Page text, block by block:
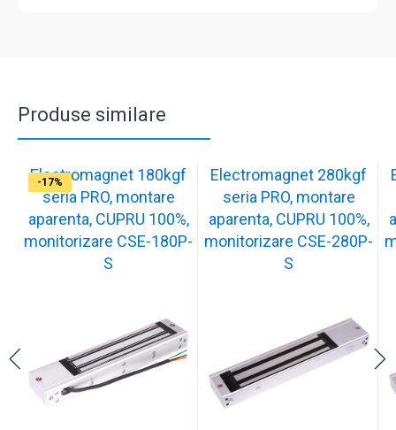
Produse similare
-17%
Electromagnet 180kgf
seria PRO, montare
aparenta, CUPRU 100%,
monitorizare CSE-180P-
S
-16%
Electromagnet 280kgf
seria PRO, montare
aparenta, CUPRU 100%,
monitorizare CSE-280P-
S
-17%
-17%
-17%
-17%
-17%
-17%
-17%
-17%